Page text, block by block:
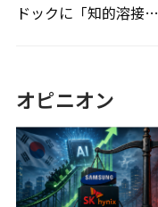
ドックに「知的溶接」
オピニオン